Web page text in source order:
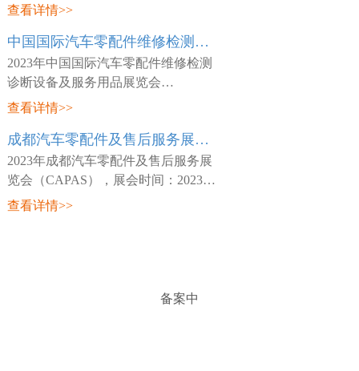
（AMR），展会时间：2023年03月23
咸水沽镇国展大道888号-国家会展中
心(天津)，主
查看详情>>
中国国际汽车零配件维修检测诊断设备及服务用品展览会 Automechanika Shanghai
2023年中国国际汽车零配件维修检测
诊断设备及服务用品展览会
（Automechanika Shanghai），展会时
地点：中国-深圳-宝安区福海街道展城
路1号-深圳国际会
查看详情>>
成都汽车零配件及售后服务展览会 CAPAS
2023年成都汽车零配件及售后服务展
览会（CAPAS），展会时间：2023年
05月18日~05月20日，展会地点：中
查看详情>>
备案中